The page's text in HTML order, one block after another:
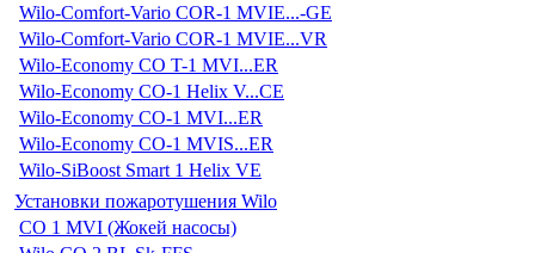
Wilo-Comfort-Vario COR-1 MVIE...-GE
Wilo-Comfort-Vario COR-1 MVIE...VR
Wilo-Economy CO T-1 MVI...ER
Wilo-Economy CO-1 Helix V...CE
Wilo-Economy CO-1 MVI...ER
Wilo-Economy CO-1 MVIS...ER
Wilo-SiBoost Smart 1 Helix VE
Установки пожаротушения Wilo
CO 1 MVI (Жокей насосы)